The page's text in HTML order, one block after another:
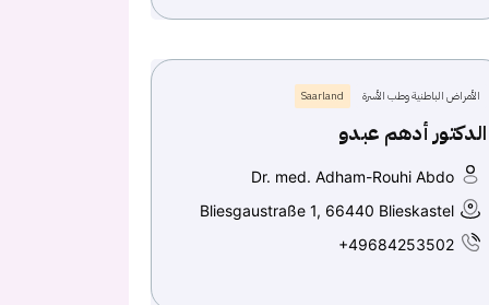
الأمراض الباطنية وطب الأسرة Saarland
الدكتور أدهم عبدو
Dr. med. Adham-Rouhi Abdo
Bliesgaustraße 1, 66440 Blieskastel
+49684253502